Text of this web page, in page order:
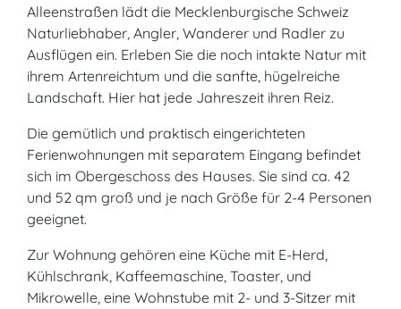
Alleenstraßen lädt die Mecklenburgische Schweiz
Naturliebhaber, Angler, Wanderer und Radler zu
Ausflügen ein. Erleben Sie die noch intakte Natur mit
ihrem Artenreichtum und die sanfte, hügelreiche
Landschaft. Hier hat jede Jahreszeit ihren Reiz.
Die gemütlich und praktisch eingerichteten
Ferienwohnungen mit separatem Eingang befindet
sich im Obergeschoss des Hauses. Sie sind ca. 42
und 52 qm groß und je nach Größe für 2-4 Personen
geeignet.
Zur Wohnung gehören eine Küche mit E-Herd,
Kühlschrank, Kaffeemaschine, Toaster, und
Mikrowelle, eine Wohnstube mit 2- und 3-Sitzer mit